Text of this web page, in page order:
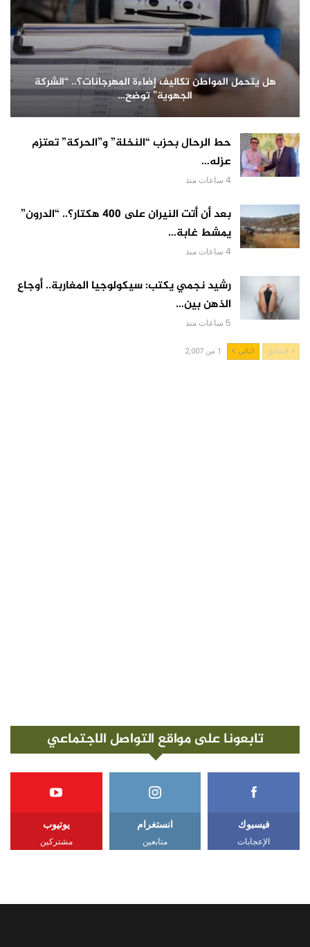
هل يتحمل المواطن تكاليف إضاءة المهرجانات؟.. “الشركة
الجهوية” توضح…
حط الرحال بحزب “النخلة” و”الحركة” تعتزم
عزله…
4 ساعات منذ
بعد أن أتت النيران على 400 هكتار؟.. “الدرون”
يمشط غابة…
4 ساعات منذ
رشيد نجمي يكتب: سيكولوجيا المغاربة.. أوجاع
الذهن بين…
5 ساعات منذ
السابق التالي 1 من 2,007
تابعونا على مواقع التواصل الاجتماعي
فيسبوك
الإعجابات
انستغرام
متابعين
يوتيوب
مشتركين